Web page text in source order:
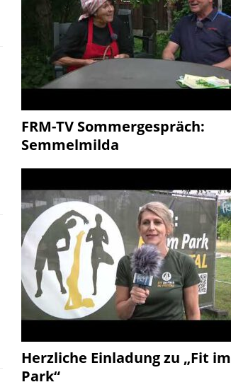
FRM-TV Sommergespräch:
Semmelmilda
Herzliche Einladung zu „Fit im
Park“